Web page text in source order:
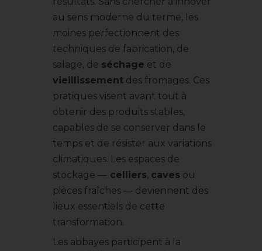
au sens moderne du terme, les
moines perfectionnent des
techniques de fabrication, de
salage, de séchage et de
vieillissement des fromages. Ces
pratiques visent avant tout à
obtenir des produits stables,
capables de se conserver dans le
temps et de résister aux variations
climatiques. Les espaces de
stockage — celliers, caves ou
pièces fraîches — deviennent des
lieux essentiels de cette
transformation.
Les abbayes participent à la